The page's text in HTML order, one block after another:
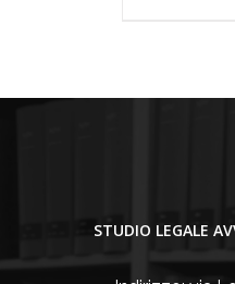
STUDIO LEGALE